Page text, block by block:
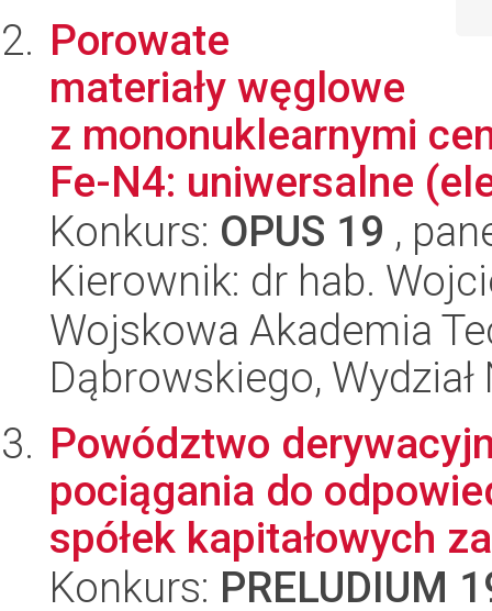
Porowate
materiały węglowe
z mononuklearnymi
Fe-N4: uniwersalne
Konkurs: OPUS 19 ,
Kierownik: dr hab.
Wojskowa Akademia
Dąbrowskiego,
Powództwo
pociągania do
spółek kapitałowych
Konkurs: PRELUDIUM